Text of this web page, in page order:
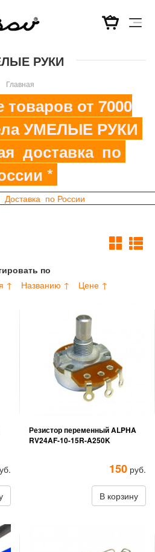
РУКИ
Главная
товаров от 7000
УМЕЛЫЕ РУКИ
доставка по
*
Доставка по России
по
↑
Названию ↑ Цене ↑
Резистор переменный ALPHA
RV24AF-10-15R-A250K
150 руб.
В корзину